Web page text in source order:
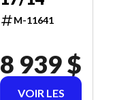
M-11641
8 939 $
VOIR LES